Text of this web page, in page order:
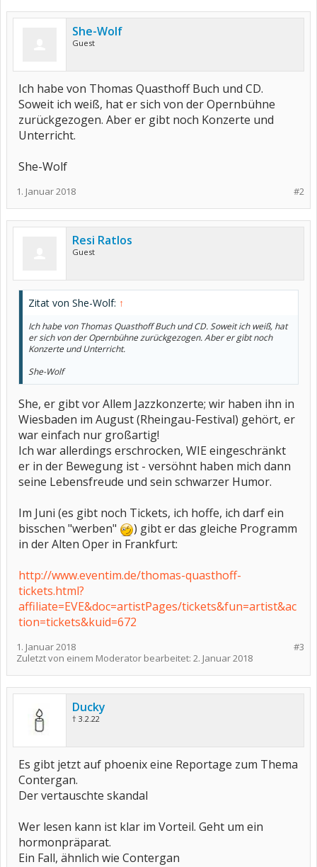
She-Wolf
Guest
Ich habe von Thomas Quasthoff Buch und CD.
Soweit ich weiß, hat er sich von der Opernbühne
zurückgezogen. Aber er gibt noch Konzerte und
Unterricht.
She-Wolf
#2
1. Januar 2018
Resi Ratlos
Guest
Zitat von She-Wolf: ↑
Ich habe von Thomas Quasthoff Buch und CD. Soweit ich weiß, hat
er sich von der Opernbühne zurückgezogen. Aber er gibt noch
Konzerte und Unterricht.
She-Wolf
She, er gibt vor Allem Jazzkonzerte; wir haben ihn in
Wiesbaden im August (Rheingau-Festival) gehört, er
war einfach nur großartig!
Ich war allerdings erschrocken, WIE eingeschränkt
er in der Bewegung ist - versöhnt haben mich dann
seine Lebensfreude und sein schwarzer Humor.
Im Juni (es gibt noch Tickets, ich hoffe, ich darf ein
bisschen "werben"
) gibt er das gleiche Programm
in der Alten Oper in Frankfurt:
http://www.eventim.de/thomas-quasthoff-
tickets.html?
affiliate=EVE&doc=artistPages/tickets&fun=artist&ac
tion=tickets&kuid=672
#3
1. Januar 2018
Zuletzt von einem Moderator bearbeitet: 2. Januar 2018
Ducky
† 3.2.22
Es gibt jetzt auf phoenix eine Reportage zum Thema
Contergan.
Der vertauschte skandal
Wer lesen kann ist klar im Vorteil. Geht um ein
hormonpräparat.
Ein Fall, ähnlich wie Contergan